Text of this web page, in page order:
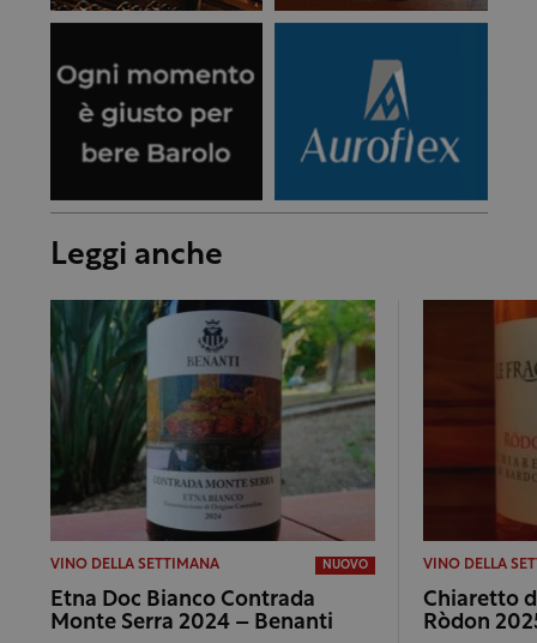
Leggi anche
VINO DELLA SETTIMANA NUOVO
Etna Doc Bianco Contrada
Monte Serra 2024 – Benanti
VINO DELLA
Chiaretto
Ròdon